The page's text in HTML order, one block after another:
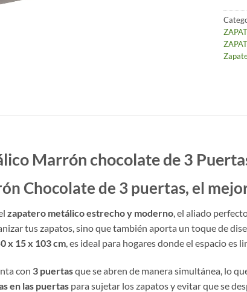
Marrón chocolate de 3
Chocolate de 3 puertas, el
zapatero metálico estrecho y moderno, el aliado
tus zapatos, sino que también aporta un toque de
x 15 x 103 cm, es ideal para hogares donde el espacio es
con 3 puertasque se abren de manera simultánea, lo
en las puertas para sujetar los zapatos y evitar que se